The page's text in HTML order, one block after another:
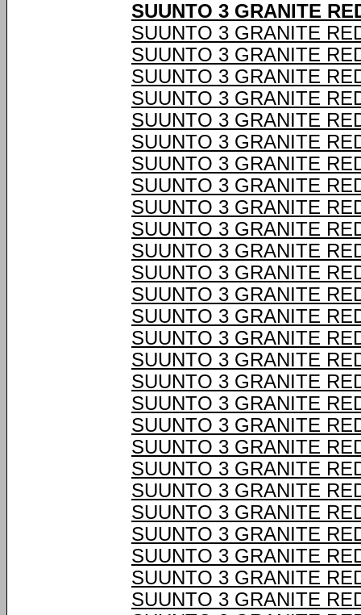
SUUNTO 3 GRANITE
SUUNTO 3 GRANITE
SUUNTO 3 GRANITE
SUUNTO 3 GRANITE
SUUNTO 3 GRANITE
SUUNTO 3 GRANITE
SUUNTO 3 GRANITE
SUUNTO 3 GRANITE
SUUNTO 3 GRANITE
SUUNTO 3 GRANITE
SUUNTO 3 GRANITE
SUUNTO 3 GRANITE
SUUNTO 3 GRANITE
SUUNTO 3 GRANITE
SUUNTO 3 GRANITE
SUUNTO 3 GRANITE
SUUNTO 3 GRANITE
SUUNTO 3 GRANITE
SUUNTO 3 GRANITE
SUUNTO 3 GRANITE
SUUNTO 3 GRANITE
SUUNTO 3 GRANITE
SUUNTO 3 GRANITE
SUUNTO 3 GRANITE
SUUNTO 3 GRANITE
SUUNTO 3 GRANITE
SUUNTO 3 GRANITE
SUUNTO 3 GRANITE